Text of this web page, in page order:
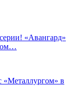
«Авангард»
«Металлургом» в